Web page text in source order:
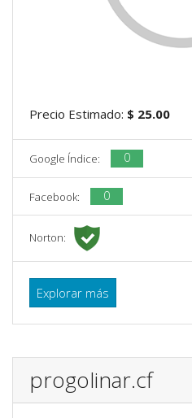
Precio Estimado: $ 25.00
Google Índice: 0
Facebook: 0
Norton:
Explorar más
progolinar.cf